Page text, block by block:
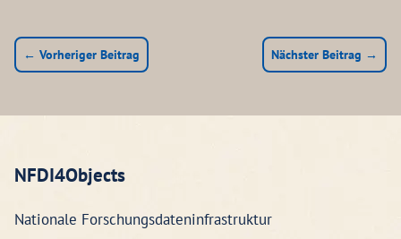
← Vorheriger Beitrag Nächster Beitrag →
NFDI4Objects
Nationale Forschungsdateninfrastruktur